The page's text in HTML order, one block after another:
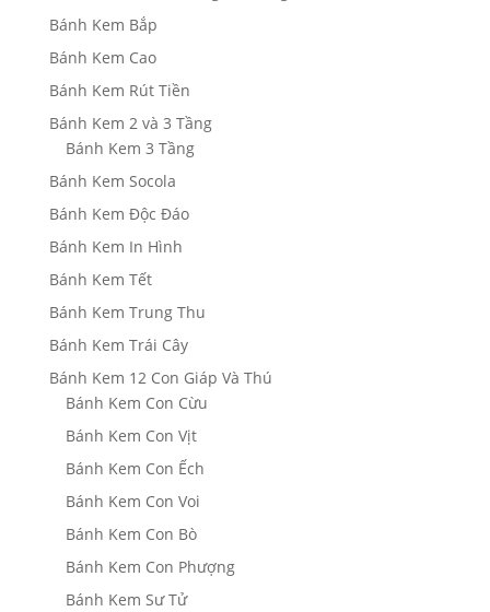
Bánh Kem Bắp
Bánh Kem Cao
Bánh Kem Rút Tiền
Bánh Kem 2 và 3 Tầng
Bánh Kem 3 Tầng
Bánh Kem Socola
Bánh Kem Độc Đáo
Bánh Kem In Hình
Bánh Kem Tết
Bánh Kem Trung Thu
Bánh Kem Trái Cây
Bánh Kem 12 Con Giáp Và Thú
Bánh Kem Con Cừu
Bánh Kem Con Vịt
Bánh Kem Con Ếch
Bánh Kem Con Voi
Bánh Kem Con Bò
Bánh Kem Con Phượng
Bánh Kem Sư Tử